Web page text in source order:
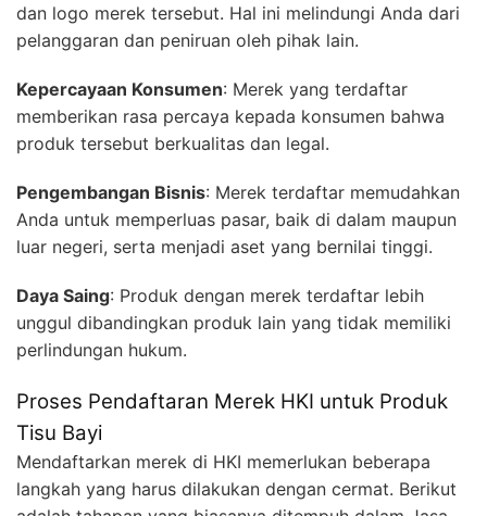
dan logo merek tersebut. Hal ini melindungi Anda dari
pelanggaran dan peniruan oleh pihak lain.
Kepercayaan Konsumen: Merek yang terdaftar
memberikan rasa percaya kepada konsumen bahwa
produk tersebut berkualitas dan legal.
Pengembangan Bisnis: Merek terdaftar memudahkan
Anda untuk memperluas pasar, baik di dalam maupun
luar negeri, serta menjadi aset yang bernilai tinggi.
Daya Saing: Produk dengan merek terdaftar lebih
unggul dibandingkan produk lain yang tidak memiliki
perlindungan hukum.
Proses Pendaftaran Merek HKI untuk Produk
Tisu Bayi
Mendaftarkan merek di HKI memerlukan beberapa
langkah yang harus dilakukan dengan cermat. Berikut